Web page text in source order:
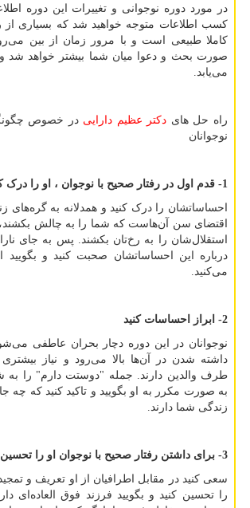
در مورد دوره نوجوانی و تغییرات این دوره
کسب اطلاعات متوجه خواهید شد که بسیاری از
کاملا طبیعی است و با مرور زمان از بین
صورت بحث و دعوا میان‌ شما بیشتر خواهد شد
می‌یابد.
راه حل های دکتر عظیم دارایی در خصوص
نوجوانان
1- قدم اول در رفتار صحیح با نوجوان ، او را درک کنید
احساساتشان را درک کنید و همدلانه به گره‌های
اقتضای سن آن‌هاست که شما را به چالش بکشند،
استقلال‌شان را به رخ‌تان بکشند. پس به جای
درباره این احساساتشان صحبت کنید و
می‌کنید.
2- ابراز احساسات کنید
نوجوانان در این دوره دچار بحران عاطفی
داشته شدن در آن‌ها بالا می‌رود و نیاز بیشتری
طرف والدین دارند. جمله "دوستت دارم" را
به صورت مکرر به او بگویید و تاکید کنید که چه
زندگی شما دارند.
3- برای داشتن رفتار صحیح با نوجوان او را تحسین کنید
سعی کنید در مقابل اطرافیان از او تعریف و
را تحسین کنید و بگویید فرزند فوق العاده‌ای